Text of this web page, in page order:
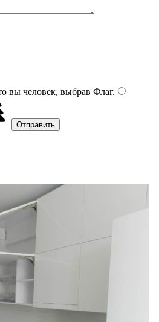
вы человек, выбрав Флаг.